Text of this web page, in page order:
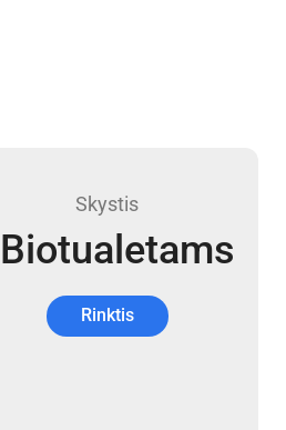
Skystis
Biotualetams
Rinktis